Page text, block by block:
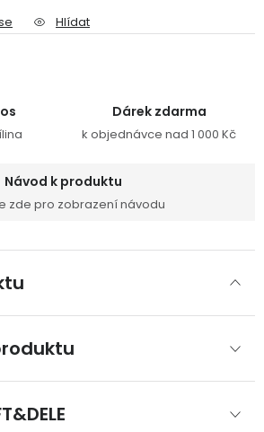
Hlídat
Dárek zdarma
k objednávce nad 1 000 Kč
Návod k produktu
zde pro zobrazení návodu